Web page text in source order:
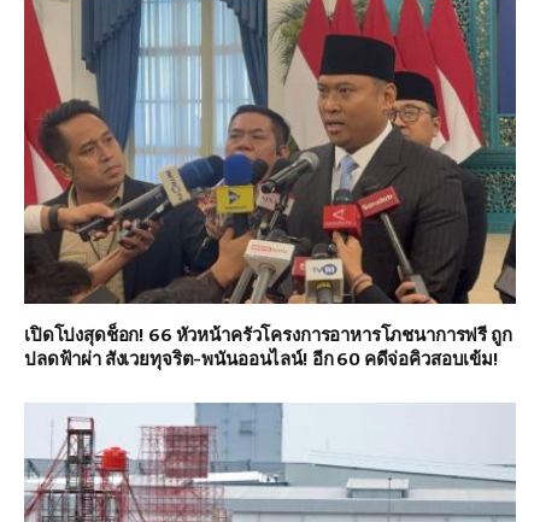
เปิดโปงสุดช็อก! 66 หัวหน้าครัวโครงการอาหารโภชนาการฟรี ถูก
ปลดฟ้าผ่า สังเวยทุจริต-พนันออนไลน์! อีก 60 คดีจ่อคิวสอบเข้ม!